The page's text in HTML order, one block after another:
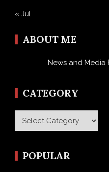
« Jul
ABOUT ME
News and Media
CATEGORY
Category
POPULAR